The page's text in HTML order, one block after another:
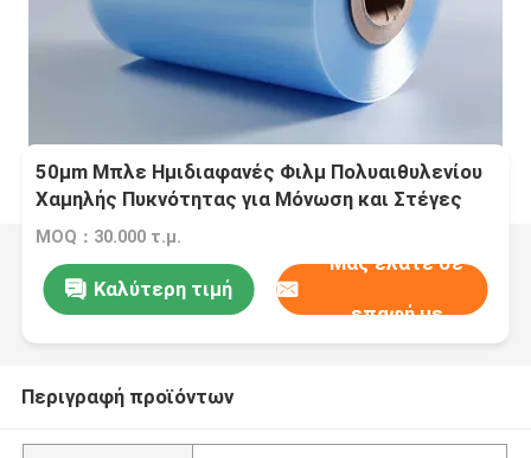
50μm Μπλε Ημιδιαφανές Φιλμ Πολυαιθυλενίου
Χαμηλής Πυκνότητας για Μόνωση και Στέγες
MOQ：30.000 τ.μ.
Καλύτερη τιμή
Μας ελάτε σε
επαφή με
Περιγραφή προϊόντων